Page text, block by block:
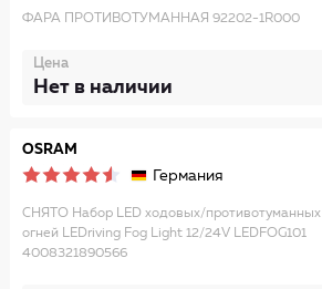
ФАРА ПРОТИВОТУМАННАЯ 92202-1R000
Цена
Нет в наличии
OSRAM
Германия
СНЯТО Набор LED ходовых/противотуманных
огней LEDriving Fog Light 12/24V LEDFOG101
4008321890566